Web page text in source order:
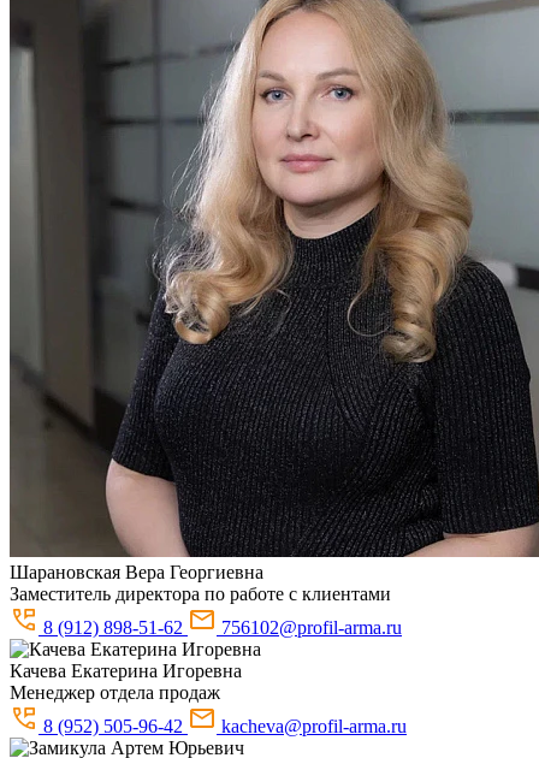
Шарановская Вера Георгиевна
Заместитель директора по работе с клиентами
8 (912) 898-51-62
756102@profil-arma.ru
Качева Екатерина Игоревна
Менеджер отдела продаж
8 (952) 505-96-42
kacheva@profil-arma.ru